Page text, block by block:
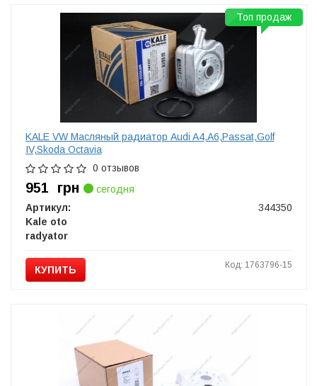
KALE VW Масляный радиатор Audi A4,A6,Passat,Golf
IV,Skoda Octavia
0 отзывов
951 грн
сегодня
Артикул:
344350
Kale oto
radyator
КУПИТЬ Код: 1763796-15
Топ продаж